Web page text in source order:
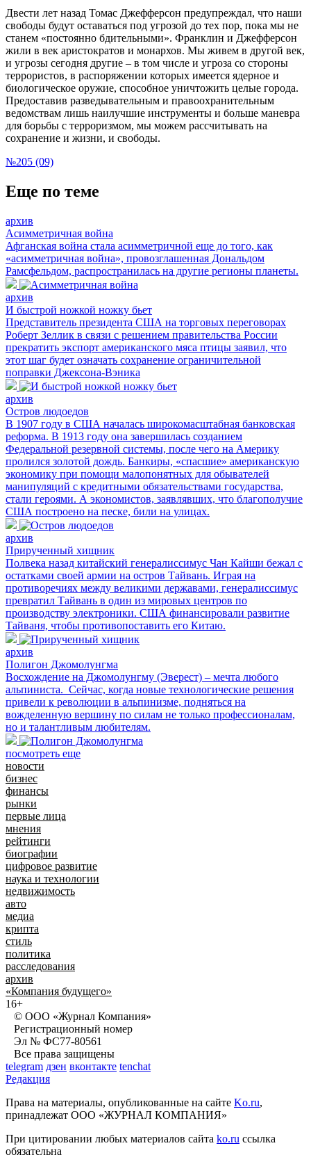
Двести лет назад Томас Джефферсон предупреждал, что наши
свободы будут оставаться под угрозой до тех пор, пока мы не
станем «постоянно бдительными». Франклин и Джефферсон
жили в век аристократов и монархов. Мы живем в другой век,
и угрозы сегодня другие – в том числе и угроза со стороны
террористов, в распоряжении которых имеется ядерное и
биологическое оружие, способное уничтожить целые города.
Предоставив разведывательным и правоохранительным
ведомствам лишь наилучшие инструменты и больше маневра
для борьбы с терроризмом, мы можем рассчитывать на
сохранение и жизни, и свободы.
№205 (09)
Еще по теме
архив
Асимметричная война
Афганская война стала асимметричной еще до того, как
«асимметричная война», провозглашенная Дональдом
Рамсфельдом, распространилась на другие регионы планеты.
архив
И быстрой ножкой ножку бьет
Представитель президента США на торговых переговорах
Роберт Зеллик в связи с решением правительства России
прекратить экспорт американского мяса птицы заявил, что
этот шаг будет означать сохранение ограничительной
поправки Джексона-Вэника
архив
Остров людоедов
В 1907 году в США началась широкомасштабная банковская
реформа. В 1913 году она завершилась созданием
Федеральной резервной системы, после чего на Америку
пролился золотой дождь. Банкиры, «спасшие» американскую
экономику при помощи малопонятных для обывателей
манипуляций с кредитными обязательствами государства,
стали героями. А экономистов, заявлявших, что благополучие
США построено на песке, били на улицах.
архив
Прирученный хищник
Полвека назад китайский генералиссимус Чан Кайши бежал с
остатками своей армии на остров Тайвань. Играя на
противоречиях между великими державами, генералиссимус
превратил Тайвань в один из мировых центров по
производству электроники. США финансировали развитие
Тайваня, чтобы противопоставить его Китаю.
архив
Полигон Джомолунгма
Восхождение на Джомолунгму (Эверест) – мечта любого
альпиниста. Сейчас, когда новые технологические решения
привели к революции в альпинизме, подняться на
вожделенную вершину по силам не только профессионалам,
но и талантливым любителям.
посмотреть еще
новости
бизнес
финансы
рынки
первые лица
мнения
рейтинги
биографии
цифровое развитие
наука и технологии
недвижимость
авто
медиа
крипта
стиль
политика
расследования
архив
«Компания будущего»
16+
© ООО «Журнал Компания»
Регистрационный номер
Эл № ФС77-80561
Все права защищены
telegram дзен вконтакте tenchat
Редакция
Права на материалы, опубликованные на сайте Ko.ru,
принадлежат ООО «ЖУРНАЛ КОМПАНИЯ»
При цитировании любых материалов сайта ko.ru ссылка
обязательна